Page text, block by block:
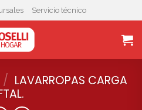
Servicio técnico
/ LAVARROPAS CARGA